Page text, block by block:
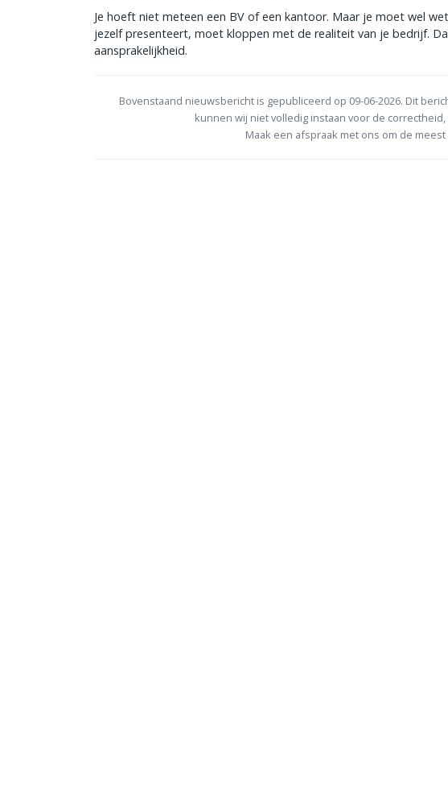
Je hoeft niet meteen een BV of een kantoor. Maar je moet wel
jezelf presenteert, moet kloppen met de realiteit van je bedrijf.
aansprakelijkheid.
Bovenstaand nieuwsbericht is gepubliceerd op 09-06-2026. Dit
kunnen wij niet volledig instaan voor de
Maak een afspraak met ons om de